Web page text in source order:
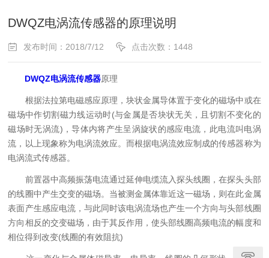
DWQZ电涡流传感器的原理说明
发布时间：2018/7/12 点击次数：1448
DWQZ电涡流传感器原理
根据法拉第电磁感应原理，块状金属导体置于变化的磁场中或在
磁场中作切割磁力线运动时(与金属是否块状无关，且切割不变化的
磁场时无涡流)，导体内将产生呈涡旋状的感应电流，此电流叫电涡
流，以上现象称为电涡流效应。而根据电涡流效应制成的传感器称为
电涡流式传感器。
前置器中高频振荡电流通过延伸电缆流入探头线圈，在探头头部
的线圈中产生交变的磁场。当被测金属体靠近这一磁场，则在此金属
表面产生感应电流，与此同时该电涡流场也产生一个方向与头部线圈
方向相反的交变磁场，由于其反作用，使头部线圈高频电流的幅度和
相位得到改变(线圈的有效阻抗)